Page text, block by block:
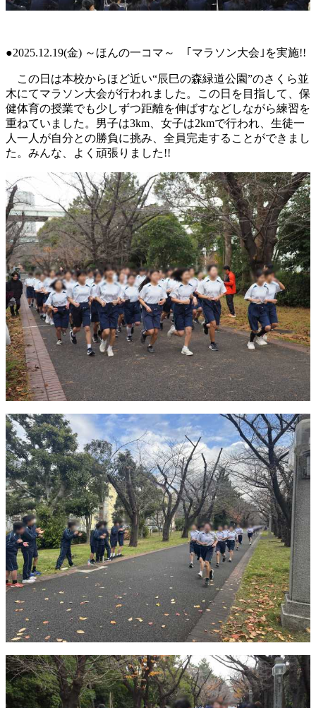
●2025.12.19(金) ～ほんの一コマ～ ｢マラソン大会｣を実施!!
この日は本校からほど近い“辰巳の森緑道公園”のさくら並
木にてマラソン大会が行われました。この日を目指して、保
健体育の授業でも少しずつ距離を伸ばすなどしながら練習を
重ねていました。男子は3km、女子は2kmで行われ、生徒一
人一人が自分との勝負に挑み、全員完走することができまし
た。みんな、よく頑張りました!!